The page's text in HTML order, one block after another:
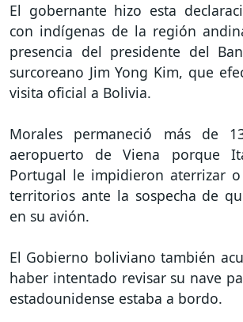
El gobernante hizo esta
con indígenas de la región
presencia del presidente del
surcoreano Jim Yong Kim, que
visita oficial a Bolivia.
Morales permaneció más de
aeropuerto de Viena porque
Portugal le impidieron aterrizar
territorios ante la sospecha de
en su avión.
El Gobierno boliviano también
haber intentado revisar su nave
estadounidense estaba a bordo.